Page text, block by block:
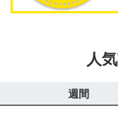
人
週間